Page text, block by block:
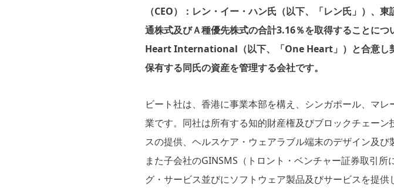
（CEO）：レン・イー・ハン氏（以下、「レン氏」）、
通株式及びＡ種優先株式の合計3.16％を取得することに
Heart International（以下、「One Heart」）と合意し
保有する同氏の資産を管理する会社です。
ビート社は、香港に事業本部を構え、シンガポール、マ
業です。同社は所有する知的財産権及びブロックチェー
スの提供、ヘルスケア・ウェアラブル端末のデザイン及
また子会社のGINSMS（トロント・ベンチャー証券取引
グ・サービス並びにソフトウェア製品及びサービスを提供